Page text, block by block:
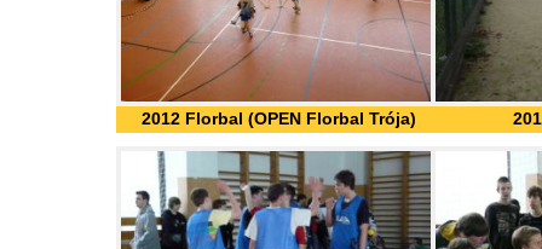
2012 Florbal (OPEN Florbal Trója)